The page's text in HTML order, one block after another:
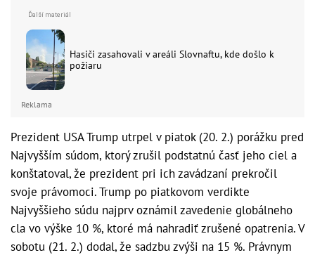
Hasiči zasahovali v areáli Slovnaftu, kde došlo k
požiaru
Reklama
Prezident USA Trump utrpel v piatok (20. 2.) porážku pred
Najvyšším súdom, ktorý zrušil podstatnú časť jeho ciel a
konštatoval, že prezident pri ich zavádzaní prekročil
svoje právomoci. Trump po piatkovom verdikte
Najvyššieho súdu najprv oznámil zavedenie globálneho
cla vo výške 10 %, ktoré má nahradiť zrušené opatrenia. V
sobotu (21. 2.) dodal, že sadzbu zvýši na 15 %. Právnym